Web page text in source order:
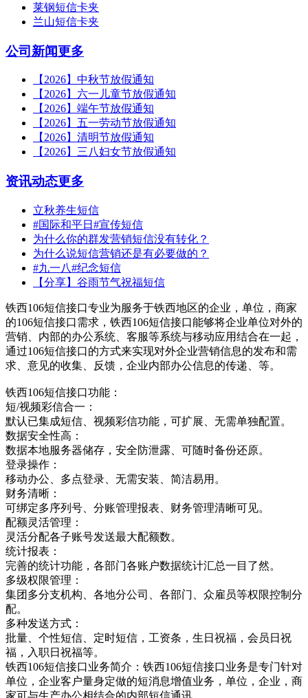
莱钢短信卡夹
兰山短信卡夹
公司新闻更多
【2026】中秋节放假通知
【2026】六一儿童节放假通知
【2026】端午节放假通知
【2026】五一劳动节放假通知
【2026】清明节放假通知
【2026】三八妇女节放假通知
资讯动态更多
立秋养生短信
#国际和平日#宣传短信
为什么你的群发营销短信没有转化？
为什么说短信营销还是有必要做的？
#九一八#纪念短信
【分享】谷雨节气祝福短信
铁西106短信接口专业为服务于铁西地区的企业，单位，商家
的106短信接口需求，铁西106短信接口能够将企业单位对外的
营销、内部的办公系统、客服等系统与移动应用结合在一起，
通过106短信接口的方式来实现对外企业营销信息的发布和需
求、意见的收集、反馈，企业内部办公信息的传递、等。
铁西106短信接口功能：
短/视频彩信合一：
默认已集成短信、视频彩信功能，可扩展、无需单独配置。
数据安全性高：
数据本地服务器储存，安全防泄露、可随时备份还原。
登录操作：
移动办公、多点登录、无需安装、简洁易用。
财务清晰：
可绑定多序列号、分账管理报表、财务管理清晰可见。
配额灵活管理：
灵活分配各子账号发送最大配额数。
统计报表：
完善的统计功能，各部门各账户数据统计汇总一目了然。
多级权限管理：
集团多分支机构、各地分公司、各部门、众雇员等权限控制分
配。
多种发送方式：
批量、个性短信、定时短信，工资条，生日祝福，会员日祝
福，入职日祝福等。
铁西106短信接口业务简介：铁西106短信接口业务是专门针对
单位，企业客户量身定做的短消息增值业务，单位，企业，商
家可与生产办公相结合的内部短信通讯，